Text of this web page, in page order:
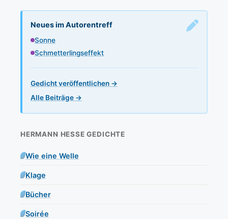
Neues im Autorentreff
Sonne
Schmetterlingseffekt
Gedicht veröffentlichen →
Alle Beiträge →
HERMANN HESSE GEDICHTE
Wie eine Welle
Klage
Bücher
Soirée